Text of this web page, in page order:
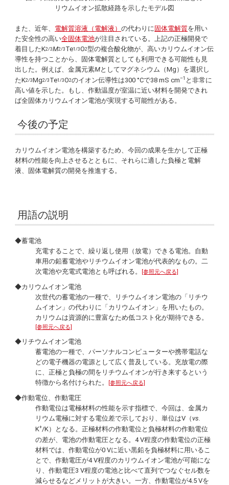
リウムイオン拡散経路を示したモデル図
また、近年、 電解質溶液（電解液）の代わりに 固体電解質を用い
た安全性の高い全固体電池が注目されている。上記の正極開発で
着目したK2/3M2/3 Te1/3O2型の複合酸化物が、高いカリウムイオン伝
導性を持つことから、固体電解質としても利用できる可能性も見
出した。例えば、金属元素Mとしてマグネシウム（Mg）を選択し
たK2/3Mg2/3 Te1/3O2のイオン伝導性は300 °Cで38 mS cm–1 と非常に
高い値を示した。もし、作動温度が室温に近い材料を開発できれ
ば全固体カリウムイオン電池が実現する可能性がある。
今後の予定
カリウムイオン電池を構築するため、今回の成果を生かして正極
材料の性能を向上させるとともに、それらに適した負極と電解
液、固体電解質の開発を推進する。
用語の説明
◆蓄電池
充電することで、繰り返し使用（放電）できる電池。自動
車用の鉛蓄電池やリチウムイオン電池が代表的なもの。二
次電池や充電式電池とも呼ばれる。
[参照元へ戻る]
◆カリウムイオン電池
次世代の蓄電池の一種で、リチウムイオン電池の「リチウ
ムイオン」の代わりに「カリウムイオン」を用いたもの。
カリウムは資源的に豊富なため低コスト化が期待できる。
[参照元へ戻る]
◆リチウムイオン電池
蓄電池の一種で、パーソナルコンピューターや携帯電話な
どの電子機器の電源として広く普及している。充放電の際
に、正極と負極の間をリチウムイオンが行き来するという
特徴から名付けられた。
[参照元へ戻る]
◆作動電位、作動電圧
作動電位は電極材料の性能を示す指標で、今回は、金属カ
リウム電極に対する電位差で示しており、単位はV（vs.
K+/K）となる。正極材料の作動電位と負極材料の作動電位
の差が、電池の作動電圧となる。4 V程度の作動電位の正極
材料では、作動電位が0 Vに近い黒鉛を負極材料に用いるこ
とで、作動電圧が4 V程度のカリウムイオン電池が可能にな
り、作動電圧3 V程度の電池と比べて直列でつなぐセル数を
減らせるなどメリットが大きい。一方、作動電位が4.5 Vを